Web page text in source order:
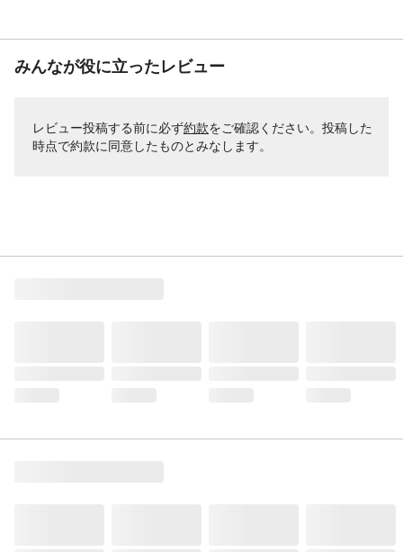
みんなが役に立ったレビュー
レビュー投稿する前に必ず約款をご確認ください。投稿した
時点で約款に同意したものとみなします。